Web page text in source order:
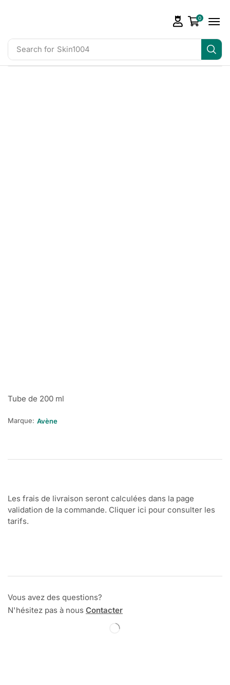
Search for Skin1004
0
Tube de 200 ml
Marque: Avène
Les frais de livraison seront calculées dans la page
validation de la commande. Cliquer ici pour consulter les
tarifs.
Vous avez des questions?
N'hésitez pas à nous Contacter